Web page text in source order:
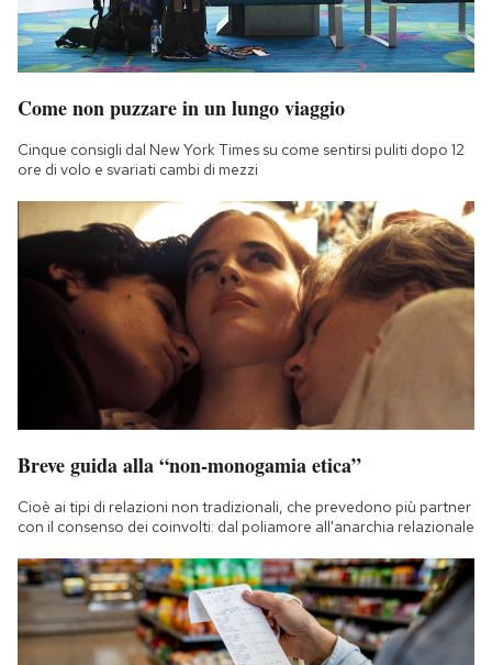
Come non puzzare in un lungo viaggio
Cinque consigli dal New York Times su come sentirsi puliti dopo 12
ore di volo e svariati cambi di mezzi
Breve guida alla “non-monogamia etica”
Cioè ai tipi di relazioni non tradizionali, che prevedono più partner
con il consenso dei coinvolti: dal poliamore all'anarchia relazionale